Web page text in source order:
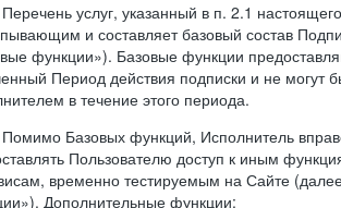
услуг, указанный в п. 2.1
и составляет базовый состав
функции»). Базовые функции
Период действия подписки и не могут
в течение этого периода.
Базовых функций, Исполнитель
Пользователю доступ к иным
временно тестируемым на Сайте
Дополнительные функции: